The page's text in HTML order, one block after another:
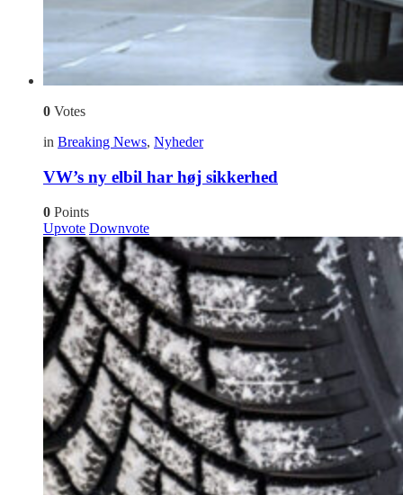
0 Votes
in Breaking News, Nyheder
VW’s ny elbil har høj sikkerhed
0 Points
Upvote Downvote